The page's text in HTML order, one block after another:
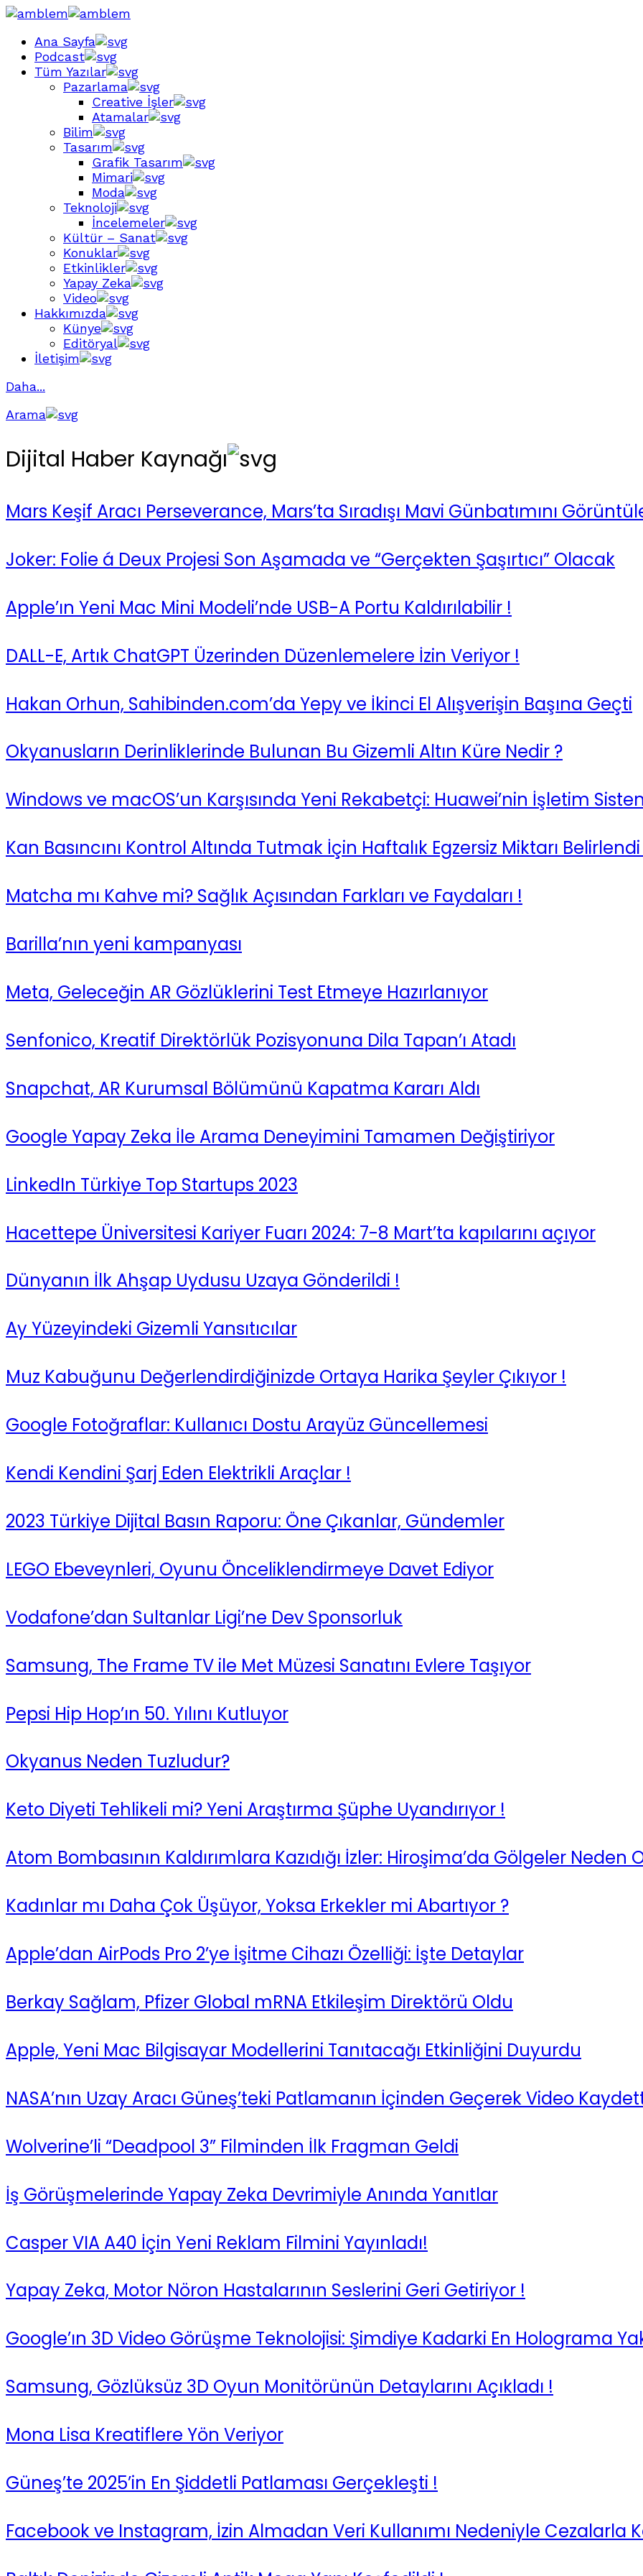
Ana Sayfa
Podcast
Tüm Yazılar
Pazarlama
Creative İşler
Atamalar
Bilim
Tasarım
Grafik Tasarım
Mimari
Moda
Teknoloji
İncelemeler
Kültür – Sanat
Konuklar
Etkinlikler
Yapay Zeka
Video
Hakkımızda
Künye
Editöryal
İletişim
Daha...
Arama
Dijital Haber Kaynağı
Mars Keşif Aracı Perseverance, Mars’ta Sıradışı Mavi Günbatımını
Joker: Folie á Deux Projesi Son Aşamada ve “Gerçekten Şaşırtıcı” Olacak
Apple’ın Yeni Mac Mini Modeli’nde USB-A Portu Kaldırılabilir !
DALL-E, Artık ChatGPT Üzerinden Düzenlemelere İzin Veriyor !
Hakan Orhun, Sahibinden.com’da Yepy ve İkinci El Alışverişin Başına Geçti
Okyanusların Derinliklerinde Bulunan Bu Gizemli Altın Küre Nedir ?
Windows ve macOS’un Karşısında Yeni Rekabetçi: Huawei’nin İşletim
Kan Basıncını Kontrol Altında Tutmak İçin Haftalık Egzersiz Miktarı
Matcha mı Kahve mi? Sağlık Açısından Farkları ve Faydaları !
Barilla’nın yeni kampanyası
Meta, Geleceğin AR Gözlüklerini Test Etmeye Hazırlanıyor
Senfonico, Kreatif Direktörlük Pozisyonuna Dila Tapan’ı Atadı
Snapchat, AR Kurumsal Bölümünü Kapatma Kararı Aldı
Google Yapay Zeka İle Arama Deneyimini Tamamen Değiştiriyor
LinkedIn Türkiye Top Startups 2023
Hacettepe Üniversitesi Kariyer Fuarı 2024: 7-8 Mart’ta kapılarını açıyor
Dünyanın İlk Ahşap Uydusu Uzaya Gönderildi !
Ay Yüzeyindeki Gizemli Yansıtıcılar
Muz Kabuğunu Değerlendirdiğinizde Ortaya Harika Şeyler Çıkıyor !
Google Fotoğraflar: Kullanıcı Dostu Arayüz Güncellemesi
Kendi Kendini Şarj Eden Elektrikli Araçlar !
2023 Türkiye Dijital Basın Raporu: Öne Çıkanlar, Gündemler
LEGO Ebeveynleri, Oyunu Önceliklendirmeye Davet Ediyor
Vodafone’dan Sultanlar Ligi’ne Dev Sponsorluk
Samsung, The Frame TV ile Met Müzesi Sanatını Evlere Taşıyor
Pepsi Hip Hop’ın 50. Yılını Kutluyor
Okyanus Neden Tuzludur?
Keto Diyeti Tehlikeli mi? Yeni Araştırma Şüphe Uyandırıyor !
Atom Bombasının Kaldırımlara Kazıdığı İzler: Hiroşima’da Gölgeler Neden
Kadınlar mı Daha Çok Üşüyor, Yoksa Erkekler mi Abartıyor ?
Apple’dan AirPods Pro 2’ye İşitme Cihazı Özelliği: İşte Detaylar
Berkay Sağlam, Pfizer Global mRNA Etkileşim Direktörü Oldu
Apple, Yeni Mac Bilgisayar Modellerini Tanıtacağı Etkinliğini Duyurdu
NASA’nın Uzay Aracı Güneş’teki Patlamanın İçinden Geçerek Video
Wolverine’li “Deadpool 3” Filminden İlk Fragman Geldi
İş Görüşmelerinde Yapay Zeka Devrimiyle Anında Yanıtlar
Casper VIA A40 İçin Yeni Reklam Filmini Yayınladı!
Yapay Zeka, Motor Nöron Hastalarının Seslerini Geri Getiriyor !
Google’ın 3D Video Görüşme Teknolojisi: Şimdiye Kadarki En Holograma
Samsung, Gözlüksüz 3D Oyun Monitörünün Detaylarını Açıkladı !
Mona Lisa Kreatiflere Yön Veriyor
Güneş’te 2025’in En Şiddetli Patlaması Gerçekleşti !
Facebook ve Instagram, İzin Almadan Veri Kullanımı Nedeniyle Cezalarla